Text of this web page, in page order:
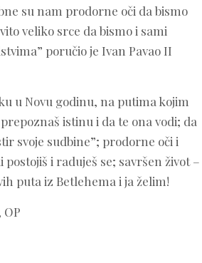
su nam prodorne oči da bismo
veliko srce da bismo i sami
poručio je Ivan Pavao II
u Novu godinu, na putima kojim
istinu i da te ona vodi; da
svoje sudbine”; prodorne oči i
i raduješ se; savršen život –
puta iz Betlehema i ja želim!
OP